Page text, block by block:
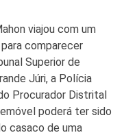
viajou com um
comparecer
Superior de
Júri, a Polícia
Procurador Distrital
poderá ter sido
casaco de uma